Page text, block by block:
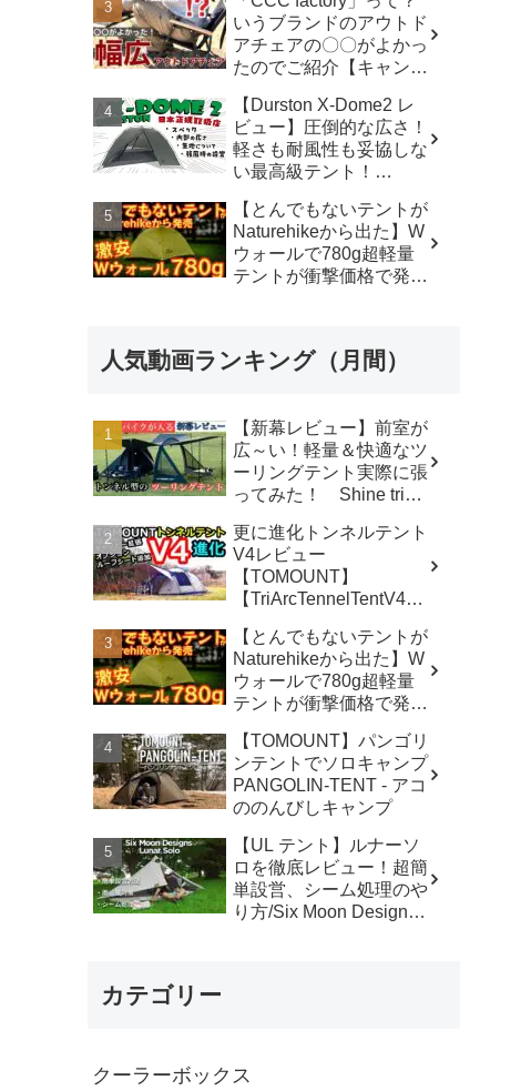
カ】
いうブランドのアウトド
アチェアの〇〇がよかっ
たのでご紹介【キャンプ
プ
【Durston X-Dome2 レ
ビュー】圧倒的な広さ！
軽さも耐風性も妥協しな
い最高級テント！
ダーストン ＃xdome1
#xdome2 #テント -
Yellowknife
Outdoorshop【イエロー
【とんでもないテントが
Naturehikeから出た】W
ウォールで780g超軽量
テントが衝撃価格で発売
【アウトドア】#855 -
人気動画ランキング（月間）
【新幕レビュー】前室が
広～い！軽量＆快適なツ
ーリングテント実際に張
ってみた！ Shine trip
な気分
更に進化トンネルテント
V4レビュー
【TOMOUNT】
【TriArcTennelTentV4】
カ】
【とんでもないテントが
Naturehikeから出た】W
ウォールで780g超軽量
テントが衝撃価格で発売
解説の保存版【ULギ
ア】【キャンプ道具】
【アウトドア】#855 -
Hurricane Camp / ハリケ
ーンキャンプ
【TOMOUNT】パンゴリ
ンテントでソロキャンプ
PANGOLIN-TENT - アコ
ののんびしキャンプ
【UL テント】ルナーソ
ロを徹底レビュー！超簡
単設営、シーム処理のや
り方/Six Moon Designs
カテゴリー
クーラーボックス